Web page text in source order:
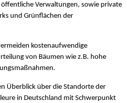
Verwaltungen, sowie private
und Grünflächen der
kostenaufwendige
von Bäumen wie z.B. hohe
Überblick über die Standorte der
in Deutschland mit Schwerpunkt